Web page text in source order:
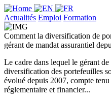
Actualités Emploi Formation
Comment la diversification de
gérant de mandat assurantiel
Le cadre dans lequel le gérant
diversification des portefeuilles
évolué depuis 2007, compte
réglementaire et financier...